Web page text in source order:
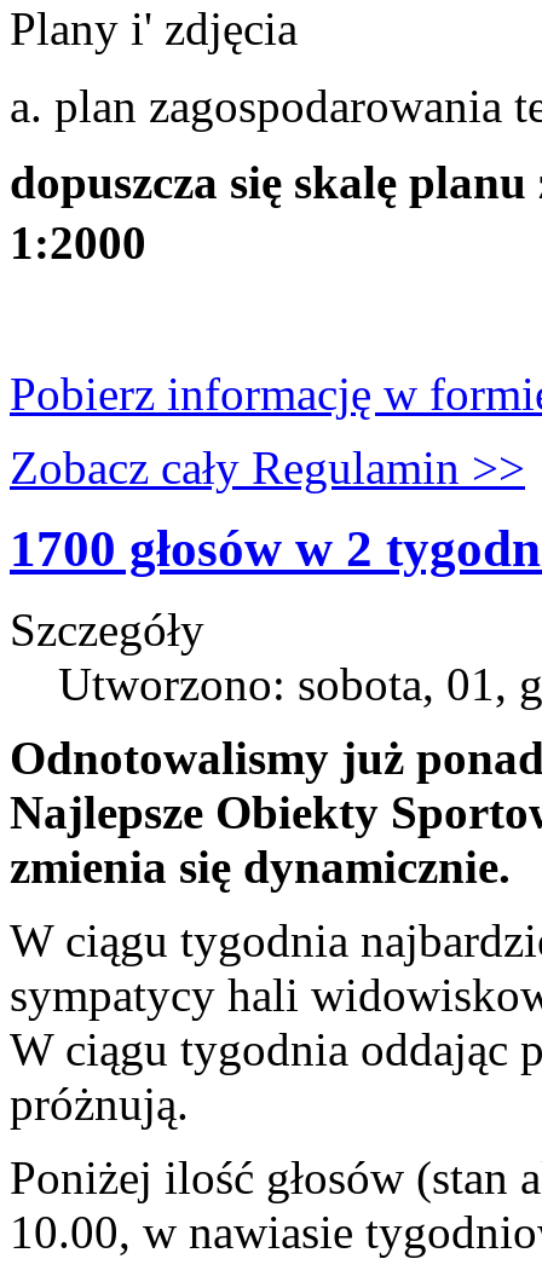
Plany i' zdjęcia
a. plan zagospodarowania
dopuszcza się skalę planu
1:2000
Pobierz informację w
Zobacz cały Regulamin >>
1700 głosów w 2
Szczegóły
Utworzono: sobota, 01,
Odnotowalismy już
Najlepsze Obiekty
zmienia się dynamicznie.
W ciągu tygodnia
sympatycy hali
W ciągu tygodnia oddając
próżnują.
Poniżej ilość głosów (stan
10.00, w nawiasie